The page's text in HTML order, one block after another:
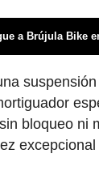
a Brújula Bike
bloqueo ni